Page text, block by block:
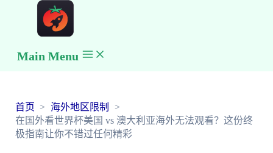
Main Menu
首页
海外地区限制
在国外看世界杯美国 vs 澳大利亚海外无法观看？这份终
极指南让你不错过任何精彩